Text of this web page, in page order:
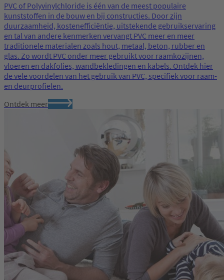
PVC of Polyvinylchloride is één van de meest populaire
kunststoffen in de bouw en bij constructies. Door zijn
duurzaamheid, kostenefficiëntie, uitstekende gebruikservaring
en tal van andere kenmerken vervangt PVC meer en meer
traditionele materialen zoals hout, metaal, beton, rubber en
glas. Zo wordt PVC onder meer gebruikt voor raamkozijnen,
vloeren en dakfolies, wandbekledingen en kabels. Ontdek hier
de vele voordelen van het gebruik van PVC, specifiek voor raam-
en deurprofielen.
Ontdek meer